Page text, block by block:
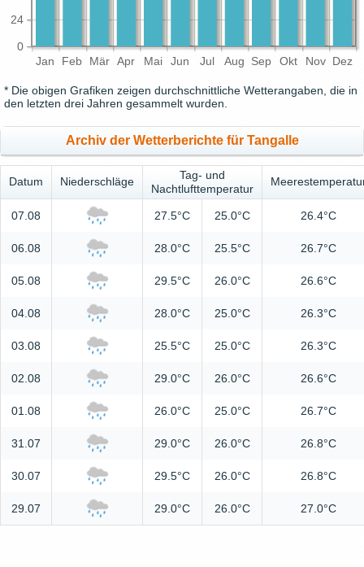
Jan Feb Mär Apr Mai Jun Jul Aug Sep Okt Nov Dez
0
24
* Die obigen Grafiken zeigen durchschnittliche Wetterangaben, die in
den letzten drei Jahren gesammelt wurden.
Archiv der Wetterberichte für Tangalle
Datum Niederschläge
Tag- und
Nachtlufttemperatur
07.08 27.5°C 25.0°C 26.4°C
06.08 28.0°C 25.5°C 26.7°C
05.08 29.5°C 26.0°C 26.6°C
04.08 28.0°C 25.0°C 26.3°C
03.08 25.5°C 25.0°C 26.3°C
02.08 29.0°C 26.0°C 26.6°C
01.08 26.0°C 25.0°C 26.7°C
31.07 29.0°C 26.0°C 26.8°C
30.07 29.5°C 26.0°C 26.8°C
29.07 29.0°C 26.0°C 27.0°C